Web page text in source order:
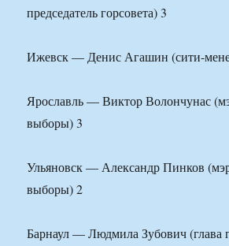
председатель горсовета) 3
Ижевск — Денис Агашин (сити-
Ярославль — Виктор Волончунас
выборы) 3
Ульяновск — Александр Пинков
выборы) 2
Барнаул — Людмила Зубович (глава